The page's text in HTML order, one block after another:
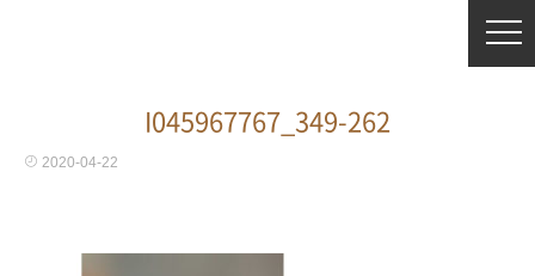
I045967767_349-262
2020-04-22